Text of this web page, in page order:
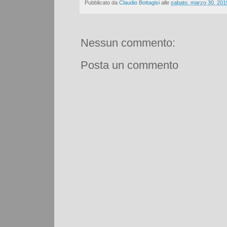
Pubblicato da Claudio Bottagisi alle sabato, marzo 30,
Nessun commento:
Posta un commento